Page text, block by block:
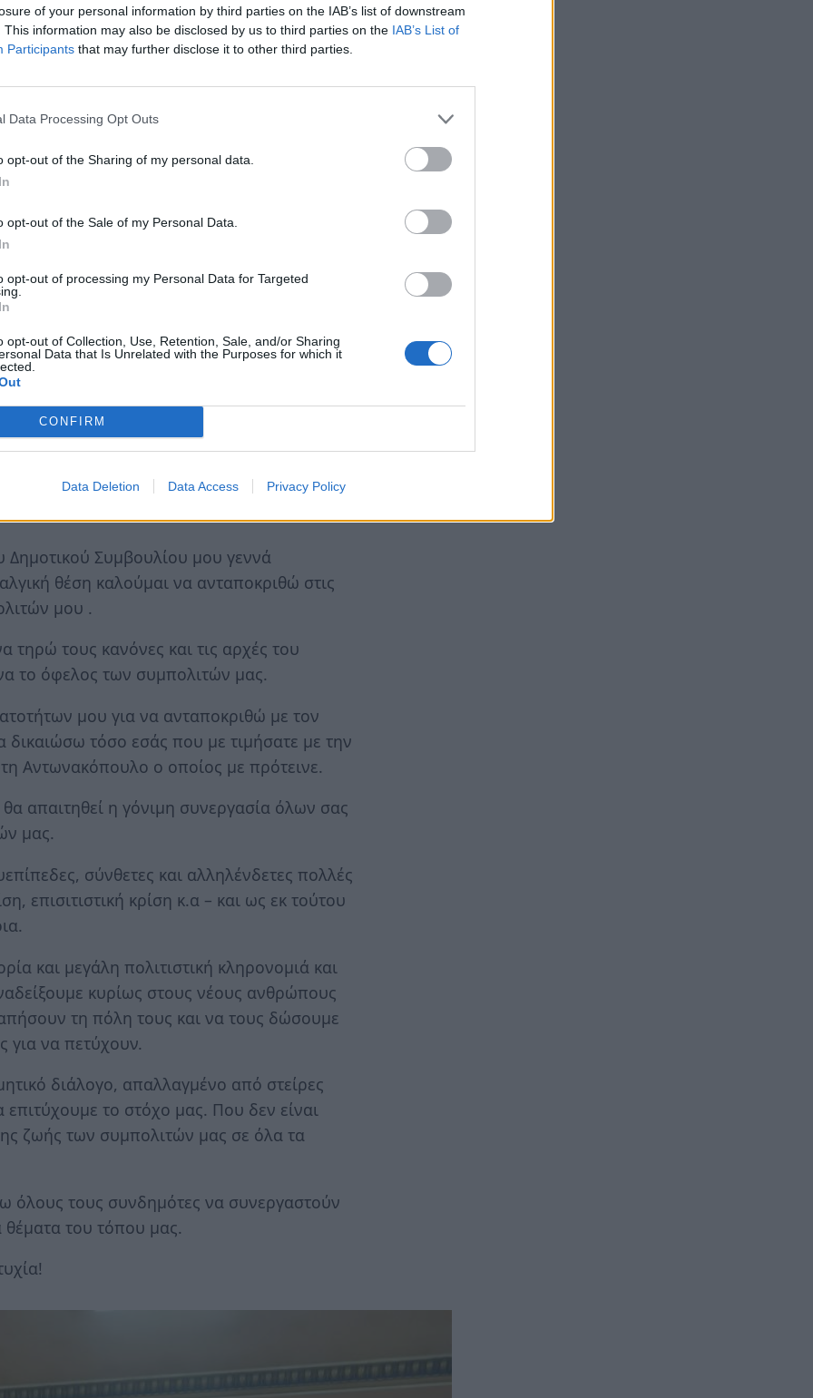
of your personal information by third parties on the IAB’s list of downstream
This information may also be disclosed by us to third parties on the IAB’s List of
Participants that may further disclose it to other third parties.
Data Processing Opt Outs
opt-out of the Sharing of my personal data.
opt-out of the Sale of my Personal Data.
opt-out of processing my Personal Data for Targeted
opt-out of Collection, Use, Retention, Sale, and/or Sharing
Data that Is Unrelated with the Purposes for which it
CONFIRM
Data Deletion Data Access Privacy Policy
ανέφερε:
σύμβουλοι, η σημερινή εκλογή
Πύργου αποτελεί για μένα ύψιστη τιμή.
τον Δήμαρχο Πύργου κ. Παναγιώτη
αυτή, καθώς και όλα τα μέλη της
αυτή την επιλογή του.
των υπολοίπων παρατάξεων
με αυτό τον τρόπο την εμπιστοσύνη
Συμβουλίου μου γεννά
θέση καλούμαι να ανταποκριθώ στις
μου .
τους κανόνες και τις αρχές του
το όφελος των συμπολιτών μας.
μου για να ανταποκριθώ με τον
δικαιώσω τόσο εσάς που με τιμήσατε με την
Αντωνακόπουλο ο οποίος με πρότεινε.
απαιτηθεί η γόνιμη συνεργασία όλων σας
μας.
σύνθετες και αλληλένδετες πολλές
επισιτιστική κρίση κ.α – και ως εκ τούτου
και μεγάλη πολιτιστική κληρονομιά και
κυρίως στους νέους ανθρώπους
τη πόλη τους και να τους δώσουμε
για να πετύχουν.
διάλογο, απαλλαγμένο από στείρες
το στόχο μας. Που δεν είναι
ζωής των συμπολιτών μας σε όλα τα
τους συνδημότες να συνεργαστούν
θέματα του τόπου μας.